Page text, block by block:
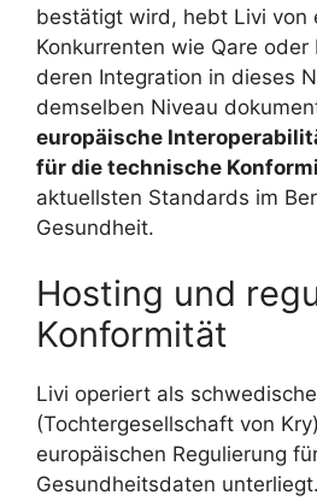
bestätigt wird, hebt Livi von
Konkurrenten wie Qare
deren Integration in dieses
demselben Niveau
europäische
für die technische
aktuellsten Standards im
Gesundheit.
Hosting und
Konformität
Livi operiert als
(Tochtergesellschaft von
europäischen Regulierung
Gesundheitsdaten